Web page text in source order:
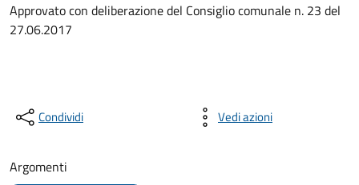
Approvato con deliberazione del Consiglio comunale n. 23 del
27.06.2017
Condividi Vedi azioni
Argomenti